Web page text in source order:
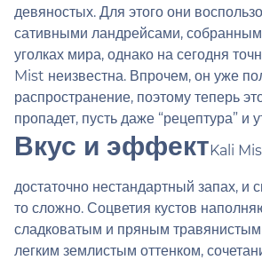
девяностых. Для этого они
сативными ландрейсами,
уголках мира, однако на сегодня
Mist неизвестна. Впрочем, он уже
распространение, поэтому теперь
пропадет, пусть даже “рецептура” и
Вкус и эффектKali
достаточно нестандартный запах, и
то сложно. Соцветия кустов
сладковатым и пряным
легким землистым оттенком,